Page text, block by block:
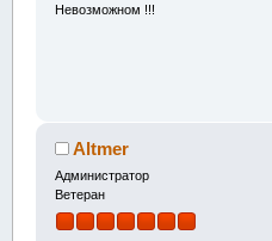
Невозможном !!!
Altmer
Администратор
Ветеран